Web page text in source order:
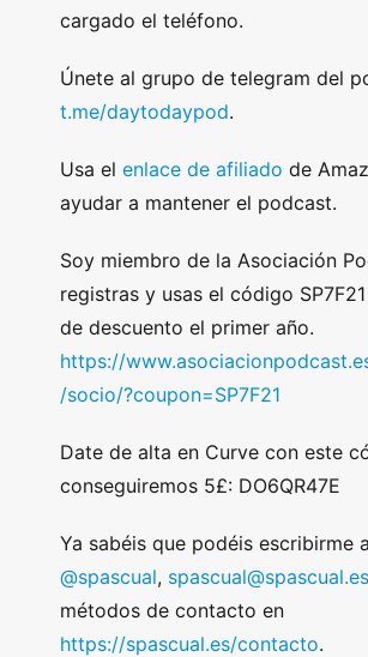
cargado el teléfono.
Únete al grupo de telegram del
t.me/daytodaypod.
Usa el enlace de afiliado de
ayudar a mantener el podcast.
Soy miembro de la Asociación
registras y usas el código
de descuento el primer año.
https://
/socio/?coupon=SP7F21
Date de alta en Curve con este
conseguiremos 5£: DO6QR47E
Ya sabéis que podéis escribirme a
@spascual, spascual@spascual.es
métodos de contacto en
https://spascual.es/contacto.